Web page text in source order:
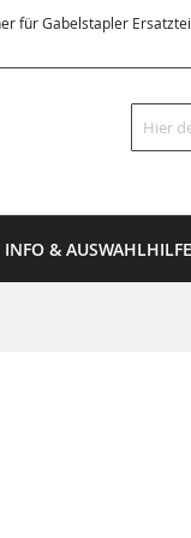
für Gabelstapler
Suche
INFO & AUSWAHLHILFE